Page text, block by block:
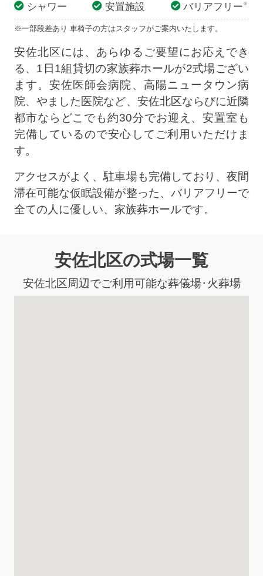
シャワー
安置施設 バリアフリー ※
※一部段差あり 車椅子の方はスタッフがご案内いたします。
安佐北区には、あらゆるご要望にお応えでき
る、1日1組貸切の家族葬ホールが2式場ござい
ます。安佐医師会病院、高陽ニュータウン病
院、やました医院など、安佐北区ならびに近隣
都市ならどこでも約30分でお迎え、安置室も
完備しているので安心してご利用いただけま
す。
アクセスがよく、駐車場も完備しており、夜間
滞在可能な仮眠設備が整った、バリアフリーで
全ての人に優しい、家族葬ホールです。
安佐北区の式場一覧
安佐北区周辺でご利用可能な葬儀場･火葬場